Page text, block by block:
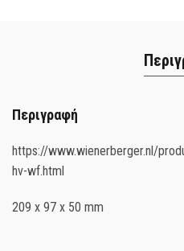
Περιγραφή
https://www.wienerberger.nl/
hv-wf.html
209 x 97 x 50 mm